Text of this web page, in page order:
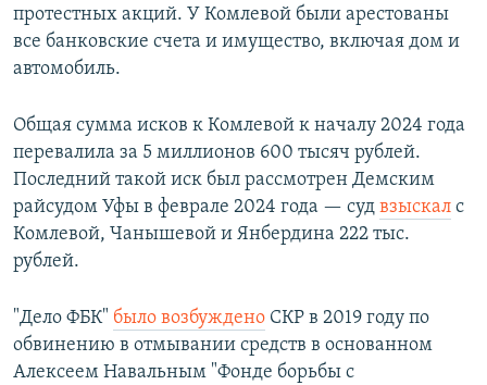
протестных акций. У Комлевой были арестованы
все банковские счета и имущество, включая дом и
автомобиль.
Общая сумма исков к Комлевой к началу 2024 года
перевалила за 5 миллионов 600 тысяч рублей.
Последний такой иск был рассмотрен Демским
райсудом Уфы в феврале 2024 года — суд взыскал с
Комлевой, Чанышевой и Янбердина 222 тыс.
рублей.
"Дело ФБК" было возбуждено СКР в 2019 году по
обвинению в отмывании средств в основанном
Алексеем Навальным "Фонде борьбы с